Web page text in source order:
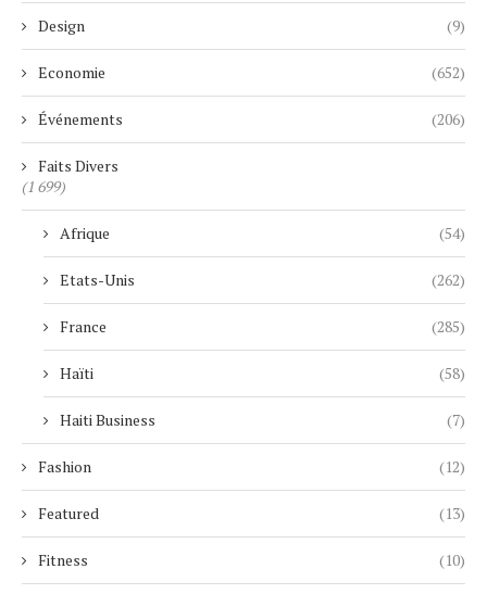
Design (9)
Economie (652)
Événements (206)
Faits Divers
(1 699)
Afrique (54)
Etats-Unis (262)
France (285)
Haïti (58)
Haiti Business (7)
Fashion (12)
Featured (13)
Fitness (10)